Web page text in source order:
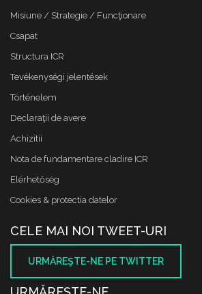
Misiune / Strategie / Funcţionare
Csapat
Structura ICR
Tevékenységi jelentések
Történelem
Declaraţii de avere
Achizitii
Nota de fundamentare cladire ICR
Elérhetőség
Cookies & protectia datelor
CELE MAI NOI TWEET-URI
URMĂREŞTE-NE PE TWITTER